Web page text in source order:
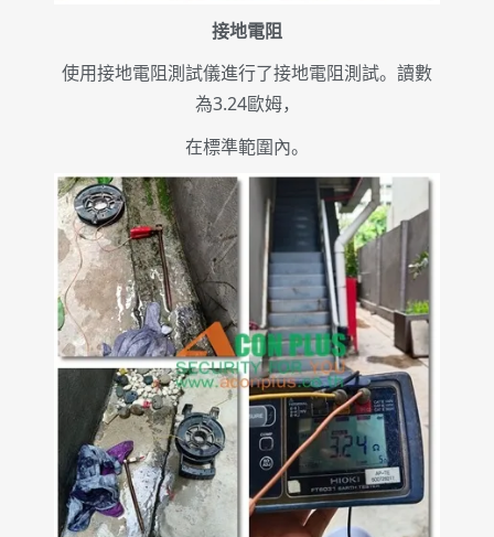
接地電阻
使用接地電阻測試儀進行了接地電阻測試。讀數
為3.24歐姆，
在標準範圍內。